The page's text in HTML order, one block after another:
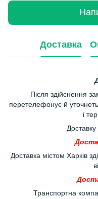
Доставка
Після здійснення
перетелефонує й
і
Доставка містом Харків
Транспортна